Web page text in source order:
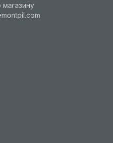
магазину